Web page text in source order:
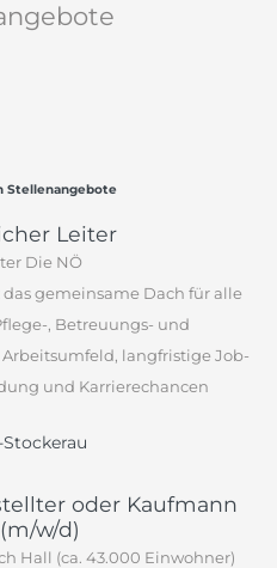
Stellenangebote
Leiter
Die NÖ
gemeinsame Dach für alle
, Betreuungs- und
langfristige Job-
und Karrierechancen
oder Kaufmann
w/d)
Hall (ca. 43.000 Einwohner)